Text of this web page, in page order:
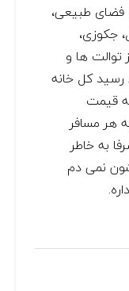
فضای طبیعی،
جکوزی،
ها و
رسید کل خانه
قیمت
هر مسافر
به خاطر
نمی دم